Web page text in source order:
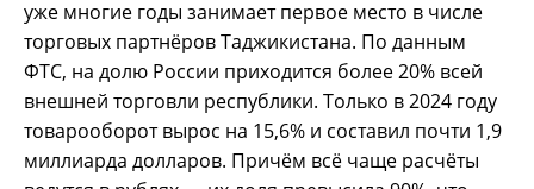
уже многие годы занимает первое место в числе
торговых партнёров Таджикистана. По данным
ФТС, на долю России приходится более 20% всей
внешней торговли республики. Только в 2024 году
товарооборот вырос на 15,6% и составил почти 1,9
миллиарда долларов. Причём всё чаще расчёты